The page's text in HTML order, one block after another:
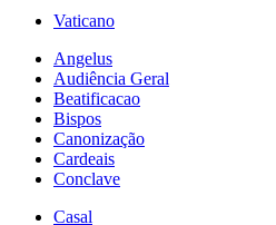
Vaticano
Angelus
Audiência Geral
Beatificacao
Bispos
Canonização
Cardeais
Conclave
Casal